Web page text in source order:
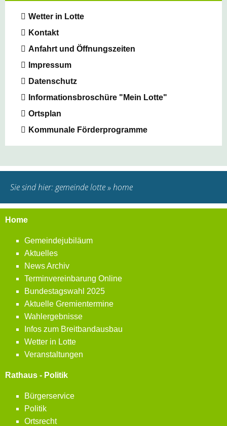
Wetter in Lotte
Kontakt
Anfahrt und Öffnungszeiten
Impressum
Datenschutz
Informationsbroschüre "Mein Lotte"
Ortsplan
Kommunale Förderprogramme
Sie sind hier:gemeinde lotte»home
Home
Gemeindejubiläum
Aktuelles
News Archiv
Terminvereinbarung Online
Bundestagswahl 2025
Aktuelle Gremientermine
Wahlergebnisse
Infos zum Breitbandausbau
Wetter in Lotte
Veranstaltungen
Rathaus - Politik
Bürgerservice
Politik
Ortsrecht